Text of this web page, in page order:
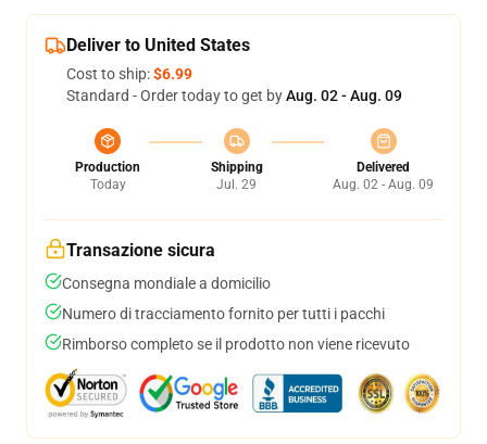
Deliver to United States
Cost to ship:$6.99
Standard - Order today to get byAug. 02 - Aug. 09
Production
Today
Shipping
Jul. 29
Delivered
Aug. 02 - Aug. 09
Transazione sicura
Consegna mondiale a domicilio
Numero di tracciamento fornito per tutti i pacchi
Rimborso completo se il prodotto non viene ricevuto